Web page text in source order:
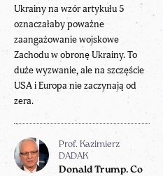
Ukrainy na wzór artykułu 5
oznaczałaby poważne
zaangażowanie wojskowe
Zachodu w obronę Ukrainy. To
duże wyzwanie, ale na szczęście
USA i Europa nie zaczynają od
zera.
Prof. Kazimierz
DADAK
Donald Trump. Co